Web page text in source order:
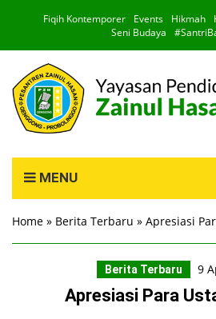
Fiqih Kontemporer Events Hikmah
Seni Budaya
MENU
Home » Berita Terbaru » Apresiasi
Berita Terbaru 9
Apresiasi Para